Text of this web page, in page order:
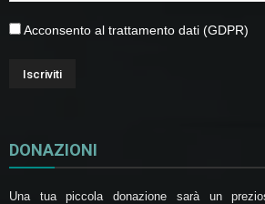
Acconsento al trattamento dati (GDPR)
DONAZIONI
Una tua piccola donazione sarà un